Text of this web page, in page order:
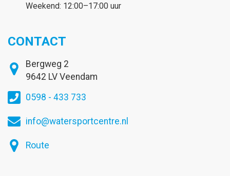
Weekend: 12:00–17:00 uur
CONTACT
Bergweg 2
9642 LV Veendam
0598 - 433 733
info@watersportcentre.nl
Route